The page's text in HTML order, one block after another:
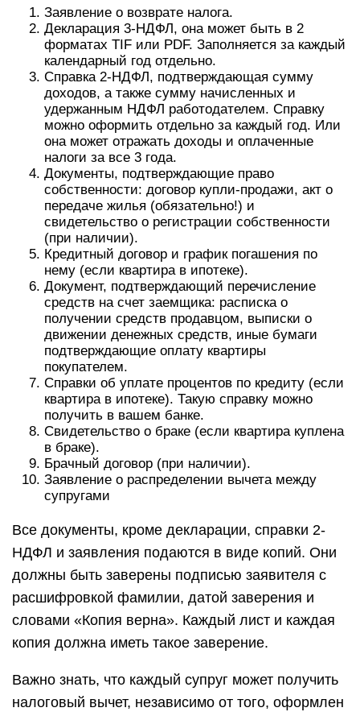
Заявление о возврате налога.
Декларация 3-НДФЛ, она может быть в 2
форматах TIF или PDF. Заполняется за каждый
календарный год отдельно.
Справка 2-НДФЛ, подтверждающая сумму
доходов, а также сумму начисленных и
удержанным НДФЛ работодателем. Справку
можно оформить отдельно за каждый год. Или
она может отражать доходы и оплаченные
налоги за все 3 года.
Документы, подтверждающие право
собственности: договор купли-продажи, акт о
передаче жилья (обязательно!) и
свидетельство о регистрации собственности
(при наличии).
Кредитный договор и график погашения по
нему (если квартира в ипотеке).
Документ, подтверждающий перечисление
средств на счет заемщика: расписка о
получении средств продавцом, выписки о
движении денежных средств, иные бумаги
подтверждающие оплату квартиры
покупателем.
Справки об уплате процентов по кредиту (если
квартира в ипотеке). Такую справку можно
получить в вашем банке.
Свидетельство о браке (если квартира куплена
в браке).
Брачный договор (при наличии).
Заявление о распределении вычета между
супругами
Все документы, кроме декларации, справки 2-
НДФЛ и заявления подаются в виде копий. Они
должны быть заверены подписью заявителя с
расшифровкой фамилии, датой заверения и
словами «Копия верна». Каждый лист и каждая
копия должна иметь такое заверение.
Важно знать, что каждый супруг может получить
налоговый вычет, независимо от того, оформлен